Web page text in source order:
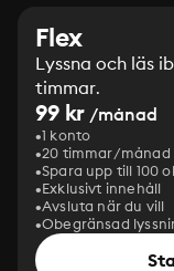
Flex
Lyssna och läs
timmar.
99 kr /månad
1 konto
20 timmar/månad
Spara upp till 100
Exklusivt innehåll
Avsluta när du vill
Obegränsad